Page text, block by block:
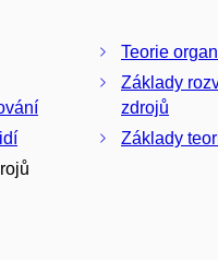
Teorie
Základy
zdrojů
Základy